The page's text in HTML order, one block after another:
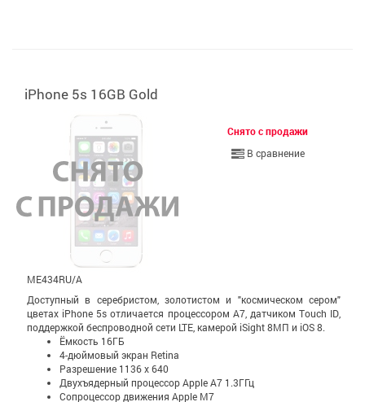
iPhone 5s 16GB Gold
Снято с продажи
В сравнение
ME434RU/A
Доступный в серебристом, золотистом и "космическом сером"
цветах iPhone 5s отличается процессором A7, датчиком Touch ID,
поддержкой беспроводной сети LTE, камерой iSight 8МП и iOS 8.
Ёмкость 16ГБ
4-дюймовый экран Retina
Разрешение 1136 x 640
Двухъядерный процессор Apple A7 1.3ГГц
Сопроцессор движения Apple M7